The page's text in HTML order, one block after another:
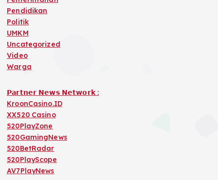
Pendidikan
Politik
UMKM
Uncategorized
Video
Warga
𝗣𝗮𝗿𝘁𝗻𝗲𝗿 𝗡𝗲𝘄𝘀 𝗡𝗲𝘁𝘄𝗼𝗿𝗸 :
KroonCasino.ID
XX520 Casino
520PlayZone
520GamingNews
520BetRadar
520PlayScope
AV7PlayNews